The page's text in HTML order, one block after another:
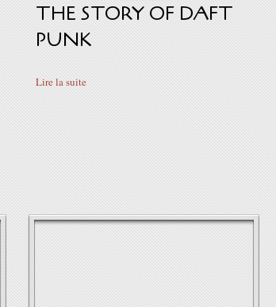
THE STORY OF DAFT
PUNK
Lire la suite